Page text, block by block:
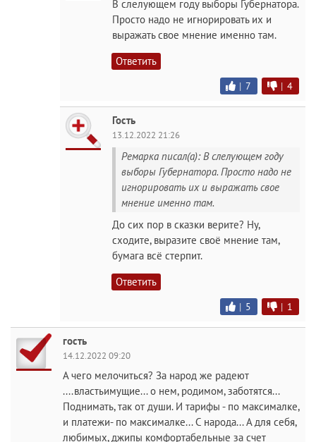
В слелующем году выборы Губернатора.
Просто надо не игнорировать их и
выражать свое мнение именно там.
Ответить
| 7 | 4
Гость
13.12.2022 21:26
Ремарка писал(а): В слелующем году
выборы Губернатора. Просто надо не
игнорировать их и выражать свое
мнение именно там.
До сих пор в сказки верите? Ну,
сходите, выразите своё мнение там,
бумага всё стерпит.
Ответить
| 5 | 1
гость
14.12.2022 09:20
А чего мелочиться? За народ же радеют
....властьимущие... о нем, родимом, заботятся...
Поднимать, так от души. И тарифы - по максималке,
и платежи- по максималке... С народа... А для себя,
любимых, джипы комфортабельные за счет